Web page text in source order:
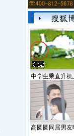
中学生乘直升机
高圆圆同居男友